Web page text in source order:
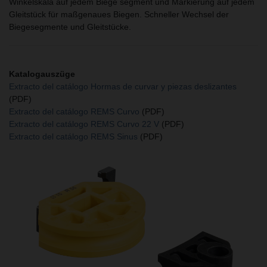
Gleitstück für maßgenaues Biegen. Schneller Wechsel der
Biegesegmente und Gleitstücke.
Katalogauszüge
Extracto del catálogo Hormas de curvar y piezas deslizantes
(PDF)
Extracto del catálogo REMS Curvo (PDF)
Extracto del catálogo REMS Curvo 22 V (PDF)
Extracto del catálogo REMS Sinus (PDF)